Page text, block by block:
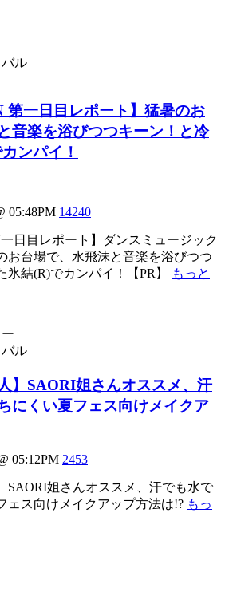
ル
第一日目レポート】猛暑のお
音楽を浴びつつキーン！と冷
ンパイ！
05:48PM 14240
一日目レポート】ダンスミュージック
お台場で、水飛沫と音楽を浴びつつ
氷結(R)でカンパイ！【PR】
もっと
ル
】SAORI姐さんオススメ、汗
にくい夏フェス向けメイクア
05:12PM 2453
SAORI姐さんオススメ、汗でも水で
ェス向けメイクアップ方法は!? もっ